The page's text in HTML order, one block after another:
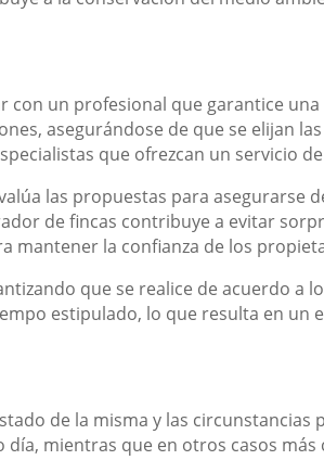
con un profesional que garantice
asegurándose de que se elijan
que ofrezcan un servicio
las propuestas para asegurarse
de fincas contribuye a evitar
mantener la confianza de los
que se realice de acuerdo a
estipulado, lo que resulta en un
de la misma y las circunstancias
mientras que en otros casos más